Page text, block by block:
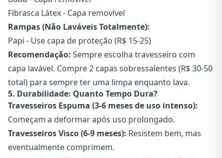
Fibrasca Látex - Capa removível
Rampas (Não Laváveis Totalmente):
Papi - Use capa de proteção (R$ 15-25)
Recomendação: Sempre escolha travesseiro com
capa lavável. Compre 2 capas sobressalentes (R$ 30-50
total) para sempre ter uma limpa enquanto lava.
5. Durabilidade: Quanto Tempo Dura?
Travesseiros Espuma (3-6 meses de uso intenso):
Começam a deformar após uso prolongado.
Travesseiros Visco (6-9 meses): Resistem bem, mas
eventualmente comprimem.